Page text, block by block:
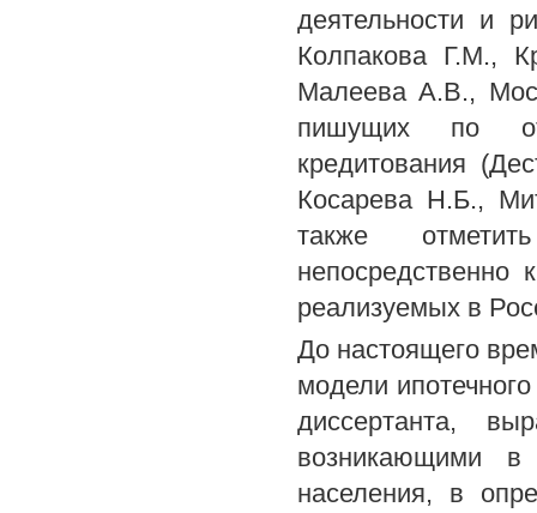
деятельности и
Колпакова Г.М.,
Малеева А.В.,
пишущих по
кредитования
Косарева Н.Б.,
также
реализуемых в
До настоящего
модели
диссертанта,
возникающими в
населения, в